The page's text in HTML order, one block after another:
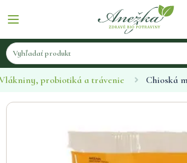
probiotiká a trávenie Chioská